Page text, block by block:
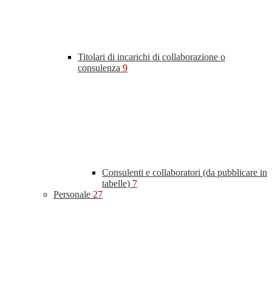
Titolari di incarichi di collaborazione o
consulenza 9
Consulenti e collaboratori (da pubblicare in
tabelle) 7
Personale 27